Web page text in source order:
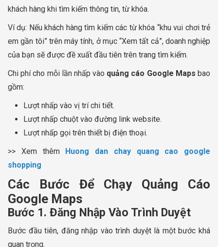
khách hàng khi tìm kiếm thông tin, từ khóa.
Ví dụ: Nếu khách hàng tìm kiếm các từ khóa “khu vui chơi trẻ
em gần tôi” trên máy tính, ở mục “Xem tất cả”, doanh nghiệp
của bạn sẽ được đề xuất đầu tiên trên trang tìm kiếm.
Chi phí cho mỗi lần nhấp vào quảng cáo Google Maps bao
gồm:
Lượt nhấp vào vị trí chi tiết.
Lượt nhấp chuột vào đường link website.
Lượt nhấp gọi trên thiết bị điện thoại.
>> Xem thêm Huong dan chay quang cao google
shopping
Các Bước Để Chạy Quảng Cáo
Google Maps
Bước 1. Đăng Nhập Vào Trình Duyệt
Bước đầu tiên, đăng nhập vào trình duyệt là một bước khá
quan trọng.